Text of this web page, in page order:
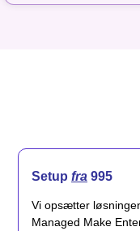
Setup fra 995
Vi opsætter
Managed Make